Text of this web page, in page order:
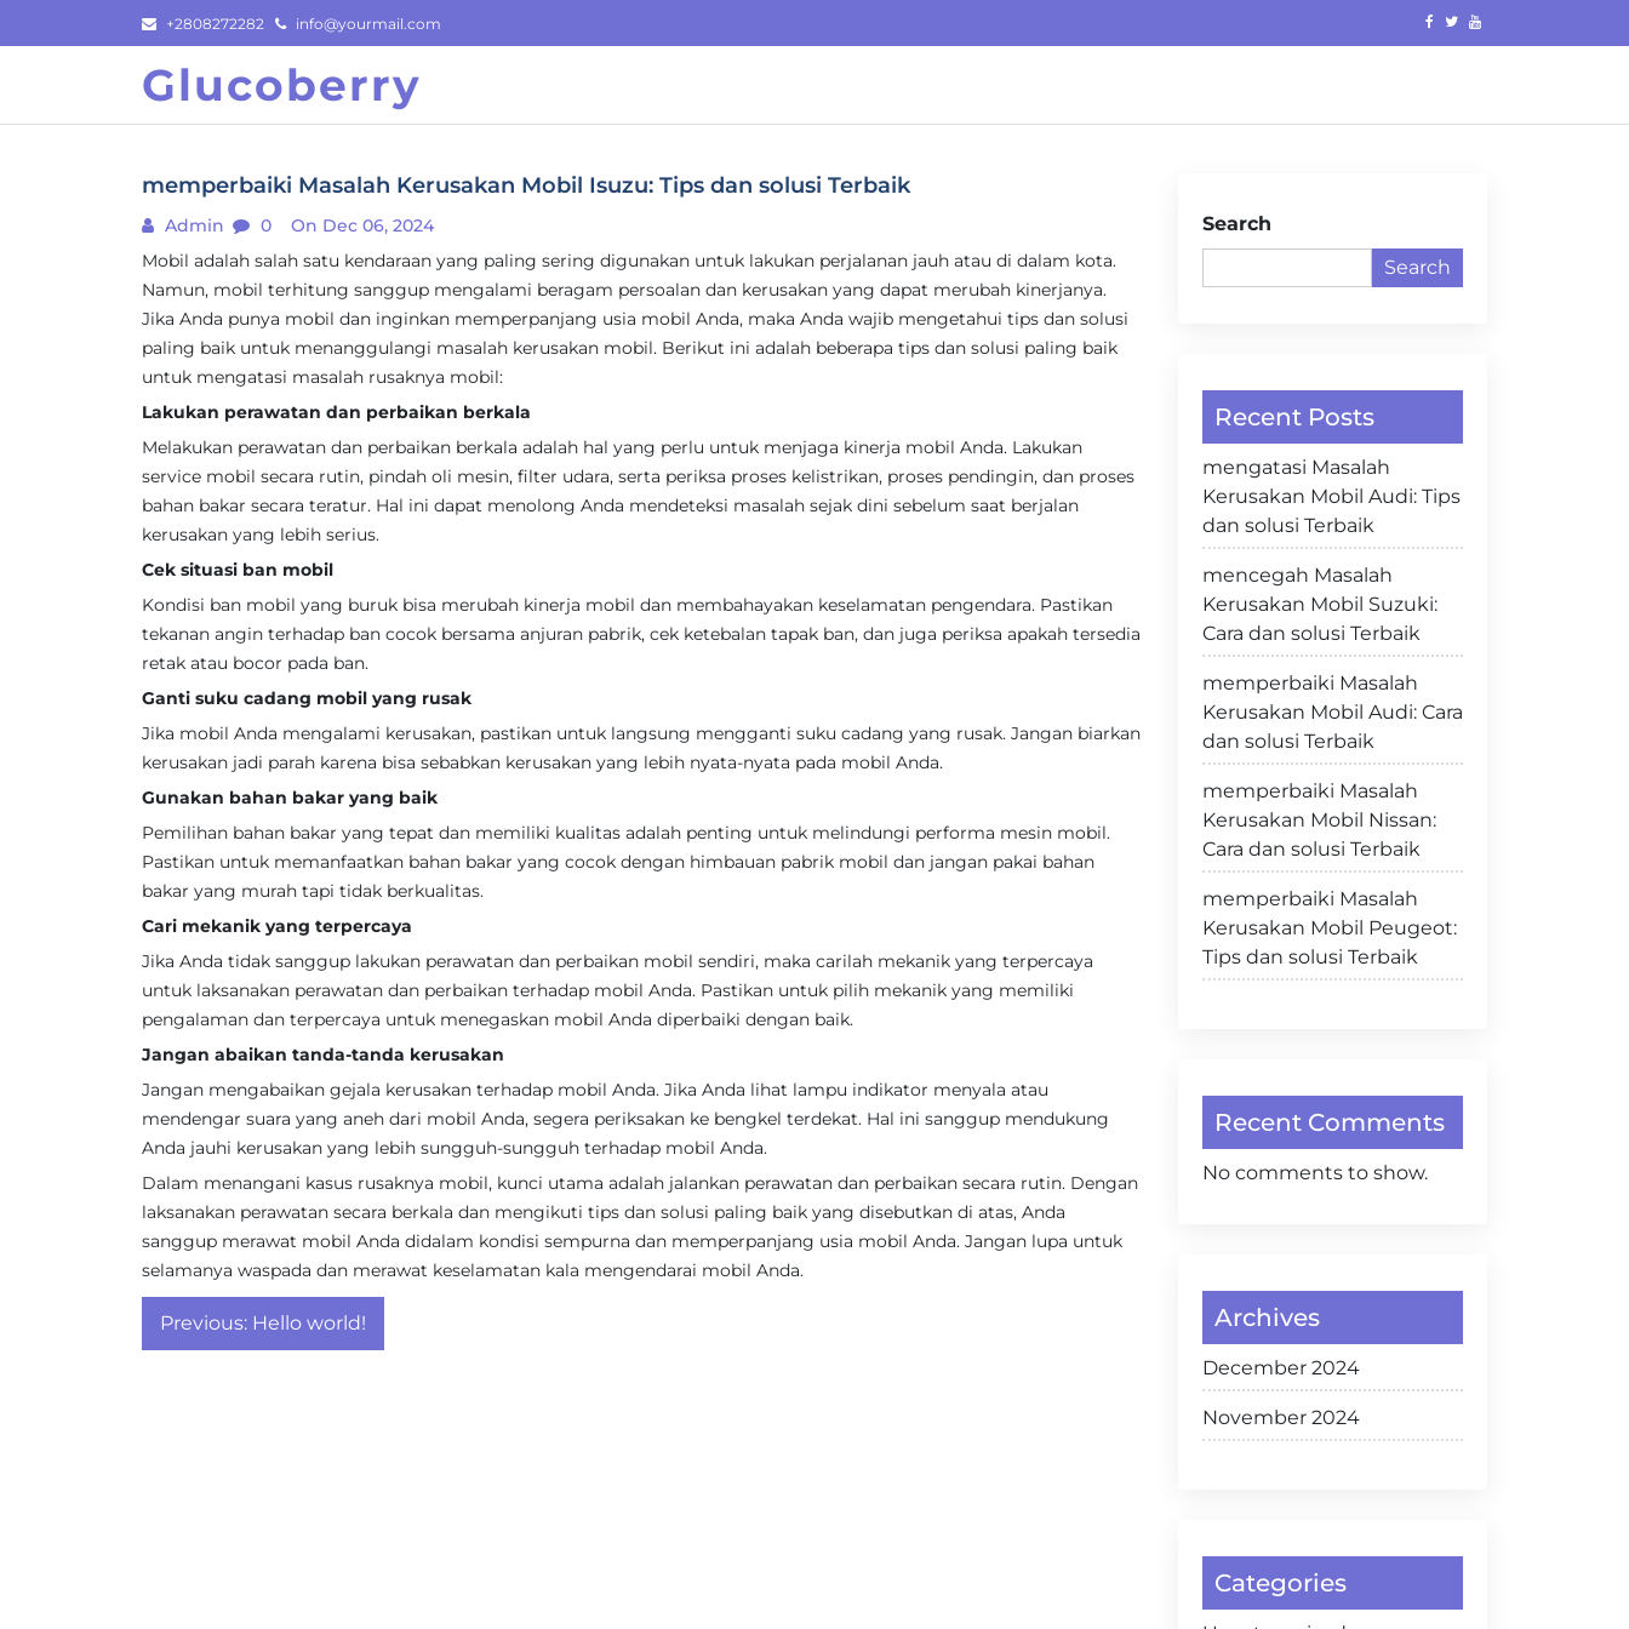
to
+2808272282 info@yourmail.com
Glucoberry
memperbaiki Masalah Kerusakan Mobil Isuzu: Tips dan solusi Terbaik
Admin 0
On Dec 06, 2024
Mobil adalah salah satu kendaraan yang paling sering digunakan untuk lakukan perjalanan jauh atau di dalam kota.
Namun, mobil terhitung sanggup mengalami beragam persoalan dan kerusakan yang dapat merubah kinerjanya.
Jika Anda punya mobil dan inginkan memperpanjang usia mobil Anda, maka Anda wajib mengetahui tips dan solusi
paling baik untuk menanggulangi masalah kerusakan mobil. Berikut ini adalah beberapa tips dan solusi paling baik
untuk mengatasi masalah rusaknya mobil:
Lakukan perawatan dan perbaikan berkala
Melakukan perawatan dan perbaikan berkala adalah hal yang perlu untuk menjaga kinerja mobil Anda. Lakukan
service mobil secara rutin, pindah oli mesin, filter udara, serta periksa proses kelistrikan, proses pendingin, dan proses
bahan bakar secara teratur. Hal ini dapat menolong Anda mendeteksi masalah sejak dini sebelum saat berjalan
kerusakan yang lebih serius.
Cek situasi ban mobil
Kondisi ban mobil yang buruk bisa merubah kinerja mobil dan membahayakan keselamatan pengendara. Pastikan
tekanan angin terhadap ban cocok bersama anjuran pabrik, cek ketebalan tapak ban, dan juga periksa apakah tersedia
retak atau bocor pada ban.
Ganti suku cadang mobil yang rusak
Jika mobil Anda mengalami kerusakan, pastikan untuk langsung mengganti suku cadang yang rusak. Jangan biarkan
kerusakan jadi parah karena bisa sebabkan kerusakan yang lebih nyata-nyata pada mobil Anda.
Gunakan bahan bakar yang baik
Pemilihan bahan bakar yang tepat dan memiliki kualitas adalah penting untuk melindungi performa mesin mobil.
Pastikan untuk memanfaatkan bahan bakar yang cocok dengan himbauan pabrik mobil dan jangan pakai bahan
bakar yang murah tapi tidak berkualitas.
Cari mekanik yang terpercaya
Jika Anda tidak sanggup lakukan perawatan dan perbaikan mobil sendiri, maka carilah mekanik yang terpercaya
untuk laksanakan perawatan dan perbaikan terhadap mobil Anda. Pastikan untuk pilih mekanik yang memiliki
pengalaman dan terpercaya untuk menegaskan mobil Anda diperbaiki dengan baik.
Jangan abaikan tanda-tanda kerusakan
Jangan mengabaikan gejala kerusakan terhadap mobil Anda. Jika Anda lihat lampu indikator menyala atau
mendengar suara yang aneh dari mobil Anda, segera periksakan ke bengkel terdekat. Hal ini sanggup mendukung
Anda jauhi kerusakan yang lebih sungguh-sungguh terhadap mobil Anda.
Dalam menangani kasus rusaknya mobil, kunci utama adalah jalankan perawatan dan perbaikan secara rutin. Dengan
laksanakan perawatan secara berkala dan mengikuti tips dan solusi paling baik yang disebutkan di atas, Anda
sanggup merawat mobil Anda didalam kondisi sempurna dan memperpanjang usia mobil Anda. Jangan lupa untuk
selamanya waspada dan merawat keselamatan kala mengendarai mobil Anda.
Post
navigation
Previous: Hello world!
Search
Search
Recent Posts
mengatasi Masalah
Kerusakan Mobil Audi: Tips
dan solusi Terbaik
mencegah Masalah
Kerusakan Mobil Suzuki:
Cara dan solusi Terbaik
memperbaiki Masalah
Kerusakan Mobil Audi: Cara
dan solusi Terbaik
memperbaiki Masalah
Kerusakan Mobil Nissan:
Cara dan solusi Terbaik
memperbaiki Masalah
Kerusakan Mobil Peugeot:
Tips dan solusi Terbaik
Recent Comments
No comments to show.
Archives
December 2024
November 2024
Categories